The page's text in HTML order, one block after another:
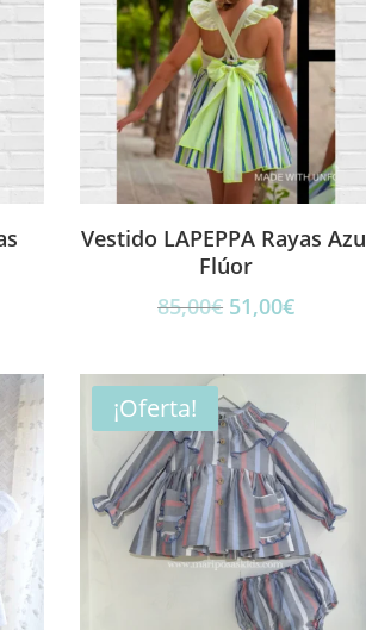
Vestido LAPEPPA Rayas
Flúor
85,00€ El
original
era:
85,00€.
51,00€El
actual
¡Oferta!